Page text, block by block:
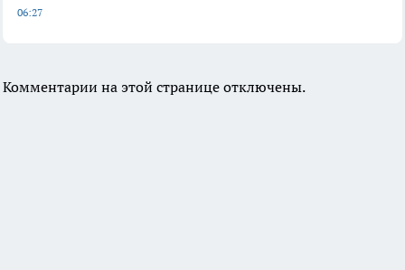
06:27
Комментарии на этой странице отключены.